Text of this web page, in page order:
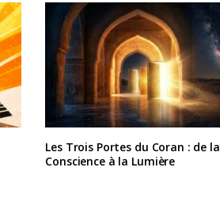
Les Trois Portes du Coran : de la
Conscience à la Lumière